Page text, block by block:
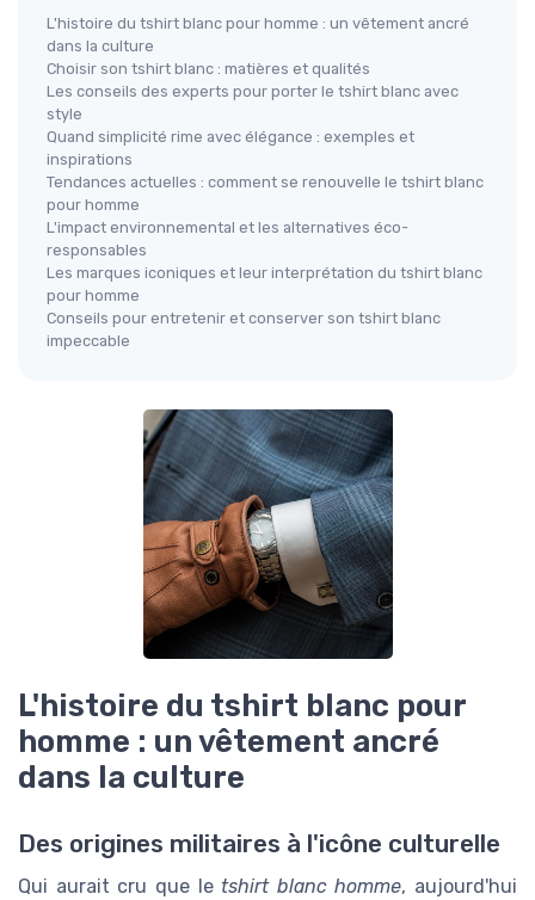
L'histoire du tshirt blanc pour homme : un vêtement ancré
dans la culture
Choisir son tshirt blanc : matières et qualités
Les conseils des experts pour porter le tshirt blanc avec
style
Quand simplicité rime avec élégance : exemples et
inspirations
Tendances actuelles : comment se renouvelle le tshirt blanc
pour homme
L'impact environnemental et les alternatives éco-
responsables
Les marques iconiques et leur interprétation du tshirt blanc
pour homme
Conseils pour entretenir et conserver son tshirt blanc
impeccable
L'histoire du tshirt blanc pour
homme : un vêtement ancré
dans la culture
Des origines militaires à l'icône culturelle
Qui aurait cru que le tshirt blanc homme, aujourd'hui